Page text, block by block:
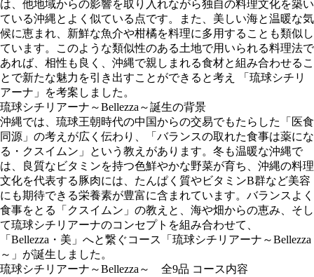
は、他地域からの影響を取り⼊れながら独⾃の料理⽂化を築い
ている沖縄とよく似ている点です。また、美しい海と温暖な気
候に恵まれ、新鮮な⿂介や柑橘を料理に多⽤することも類似し
ています。このような類似性のある⼟地で⽤いられる料理法で
あれば、相性も良く、沖縄で親しまれる⾷材と組み合わせるこ
とで新たな魅⼒を引き出すことができると考え 「琉球シチリ
アーナ」を考案しました。
琉球シチリアーナ～Bellezza～誕生の背景
沖縄では、琉球王朝時代の中国からの交易でもたらした「医食
同源」の考えが広く伝わり、「バランスの取れた食事は薬にな
る・クスイムン」という教えがあります。冬も温暖な沖縄で
は、良質なビタミンを持つ色鮮やかな野菜が育ち、沖縄の料理
文化を代表する豚肉には、たんぱく質やビタミンB群など美容
にも期待できる栄養素が豊富に含まれています。バランスよく
食事をとる「クスイムン」の教えと、海や畑からの恵み、そし
て琉球シチリアーナのコンセプトを組み合わせて、
「Bellezza・美」へと繋ぐコース「琉球シチリアーナ～Bellezza
～」が誕生しました。
琉球シチリアーナ～Bellezza～ 全9品 コース内容